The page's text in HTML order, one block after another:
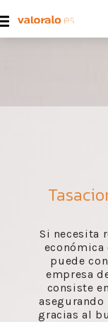
Si necesita
económica
puede
empresa
consiste
gracias al